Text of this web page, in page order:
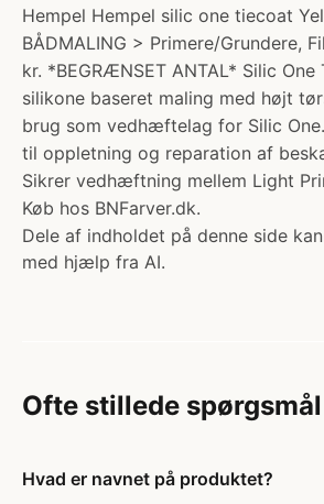
Hempel Hempel silic one tiecoat
BÅDMALING > Primere/Grundere,
kr. *BEGRÆNSET ANTAL* Silic One
silikone baseret maling med højt
brug som vedhæftelag for Silic
til oppletning og reparation af
Sikrer vedhæftning mellem Light
Køb hos BNFarver.dk.
Dele af indholdet på denne side
med hjælp fra AI.
Ofte stillede spørgsmål
Hvad er navnet på produktet?